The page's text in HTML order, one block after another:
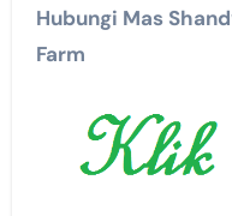
Hubungi Mas
Farm